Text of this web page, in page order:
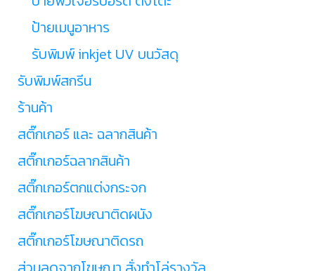
ป้ายเมนูอาหาร
รับพิมพ์ inkjet UV บนวัสดุ
รับพิมพ์สกรีน
ร้านค้า
สติ๊กเกอร์ และ ฉลากสินค้า
สติ๊กเกอร์ฉลากสินค้า
สติ๊กเกอร์ตกแต่งกระจก
สติ๊กเกอร์โฆษณาติดผนัง
สติ๊กเกอร์โฆษณาติดรถ